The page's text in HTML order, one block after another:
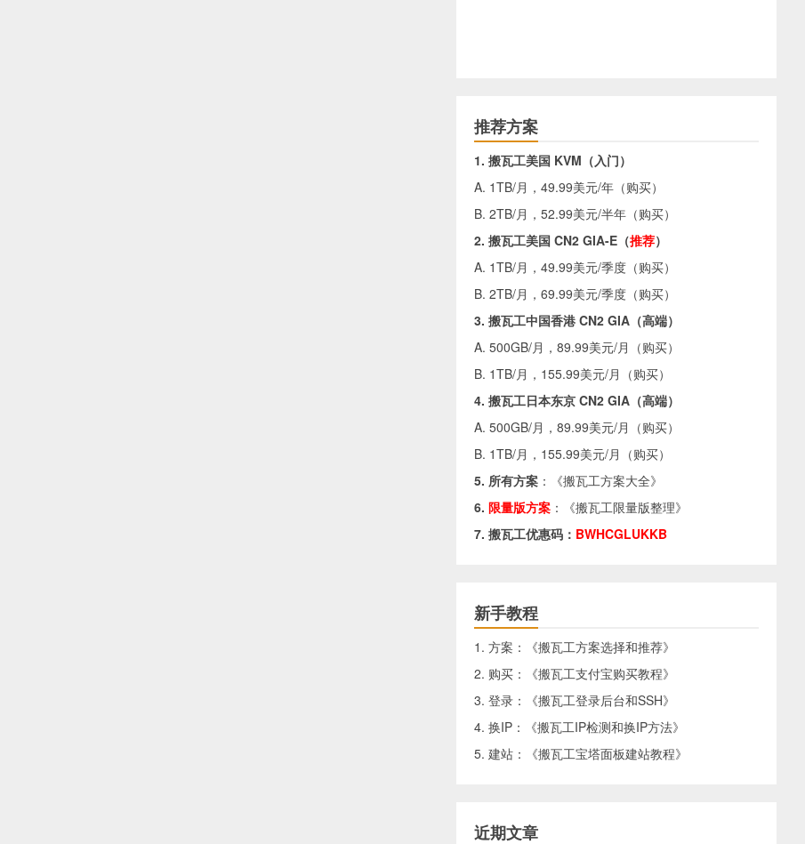
推荐方案
1. 搬瓦工美国 KVM（入门）
A. 1TB/月，49.99美元/年（购买）
B. 2TB/月，52.99美元/半年（购买）
2. 搬瓦工美国 CN2 GIA-E（推荐）
A. 1TB/月，49.99美元/季度（购买）
B. 2TB/月，69.99美元/季度（购买）
3. 搬瓦工中国香港 CN2 GIA（高端）
A. 500GB/月，89.99美元/月（购买）
B. 1TB/月，155.99美元/月（购买）
4. 搬瓦工日本东京 CN2 GIA（高端）
A. 500GB/月，89.99美元/月（购买）
B. 1TB/月，155.99美元/月（购买）
5. 所有方案 ：《搬瓦工方案大全》
6. 限量版方案 ：《搬瓦工限量版整理》
7. 搬瓦工优惠码： BWHCGLUKKB
新手教程
1. 方案：《搬瓦工方案选择和推荐》
2. 购买：《搬瓦工支付宝购买教程》
3. 登录：《搬瓦工登录后台和SSH》
4. 换IP：《搬瓦工IP检测和换IP方法》
5. 建站：《搬瓦工宝塔面板建站教程》
近期文章